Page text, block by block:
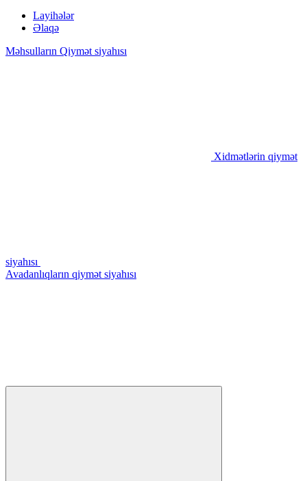
Layihələr
Əlaqə
Məhsulların Qiymət siyahısı
Xidmətlərin qiymət
siyahısı
Avadanlıqların qiymət siyahısı